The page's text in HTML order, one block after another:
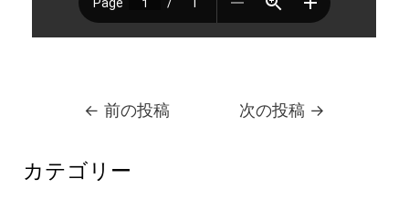
← 前の投稿 次の投稿 →
カテゴリー